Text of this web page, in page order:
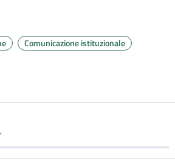
Comunicazione istituzionale